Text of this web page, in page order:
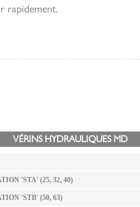
rapidement.
VÉRINS HYDRAULIQUESMD
'STA' (25, 32, 40)
'STB' (50, 63)